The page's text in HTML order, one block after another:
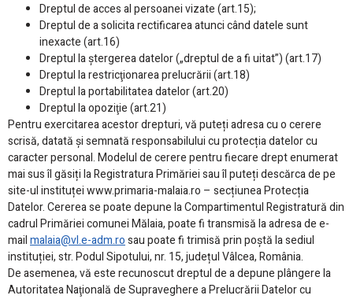
Dreptul de acces al persoanei vizate (art.15);
Dreptul de a solicita rectificarea atunci când datele sunt
inexacte (art.16)
Dreptul la ştergerea datelor („dreptul de a fi uitat”) (art.17)
Dreptul la restricţionarea prelucrării (art.18)
Dreptul la portabilitatea datelor (art.20)
Dreptul la opoziţie (art.21)
Pentru exercitarea acestor drepturi, vă puteți adresa cu o cerere
scrisă, datată și semnată responsabilului cu protecția datelor cu
caracter personal. Modelul de cerere pentru fiecare drept enumerat
mai sus îl găsiți la Registratura Primăriei sau îl puteți descărca de pe
site-ul instituței www.primaria-malaia.ro – secțiunea Protecția
Datelor. Cererea se poate depune la Compartimentul Registratură din
cadrul Primăriei comunei Mălaia, poate fi transmisă la adresa de e-
mailmalaia@vl.e-adm.rosau poate fi trimisă prin poștă la sediul
instituției, str. PodulSipotului, nr. 15,județulVâlcea, România.
De asemenea, vă este recunoscut dreptul de a depune plângere la
Autoritatea Naţională de Supraveghere a Prelucrării Datelor cu